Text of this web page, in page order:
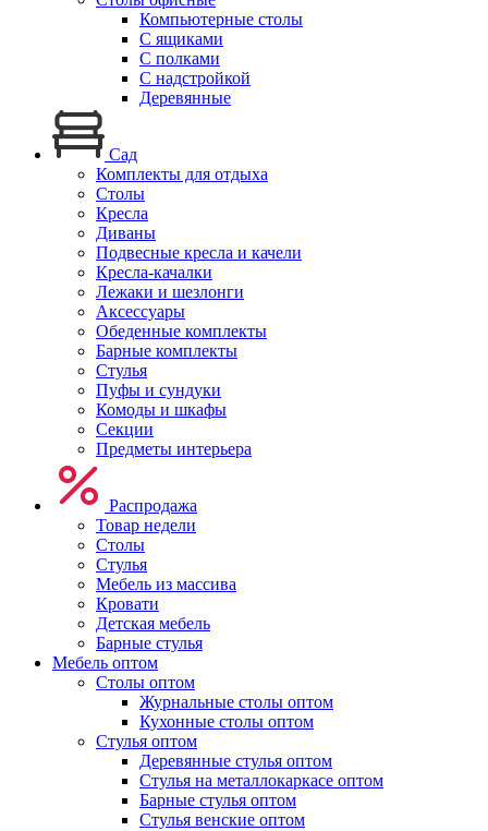
Компьютерные столы
С ящиками
С полками
С надстройкой
Деревянные
Сад
Комплекты для отдыха
Столы
Кресла
Диваны
Подвесные кресла и качели
Кресла-качалки
Лежаки и шезлонги
Аксессуары
Обеденные комплекты
Барные комплекты
Стулья
Пуфы и сундуки
Комоды и шкафы
Секции
Предметы интерьера
Распродажа
Товар недели
Столы
Стулья
Мебель из массива
Кровати
Детская мебель
Барные стулья
Мебель оптом
Столы оптом
Журнальные столы оптом
Кухонные столы оптом
Стулья оптом
Деревянные стулья оптом
Стулья на металлокаркасе оптом
Барные стулья оптом
Стулья венские оптом